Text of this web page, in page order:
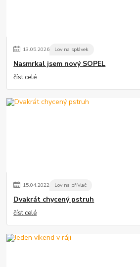
13.05.2026 Lov na splávek
Nasmrkal jsem nový SOPEL
číst celé
15.04.2022 Lov na přívlač
Dvakrát chycený pstruh
číst celé